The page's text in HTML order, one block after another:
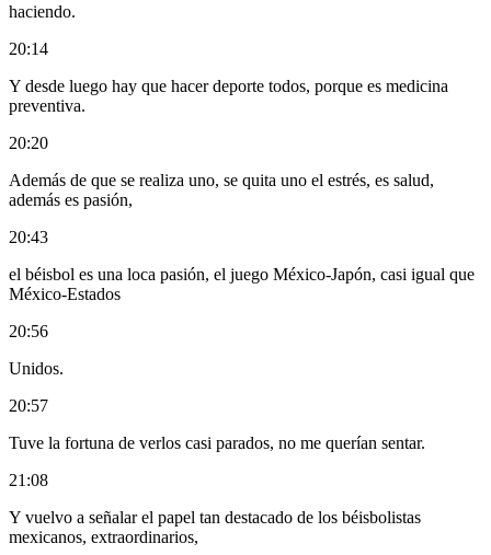
haciendo.
20:14
Y desde luego hay que hacer deporte todos, porque es medicina
preventiva.
20:20
Además de que se realiza uno, se quita uno el estrés, es salud,
además es pasión,
20:43
el béisbol es una loca pasión, el juego México-Japón, casi igual que
México-Estados
20:56
Unidos.
20:57
Tuve la fortuna de verlos casi parados, no me querían sentar.
21:08
Y vuelvo a señalar el papel tan destacado de los béisbolistas
mexicanos, extraordinarios,